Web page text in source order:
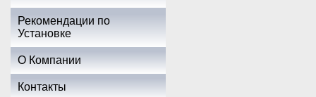
Рекомендации по
Установке
О Компании
Контакты